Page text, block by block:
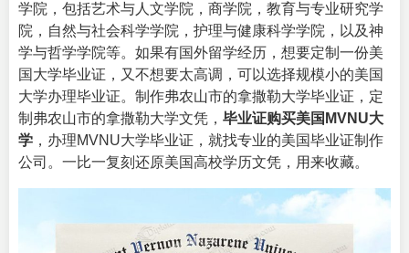
学院，包括艺术与人文学院，商学院，教育与专业研究学
院，自然与社会科学学院，护理与健康科学学院，以及神
学与哲学学院等。如果有国外留学经历，想要定制一份美
国大学毕业证，又不想要太高调，可以选择规模小的美国
大学办理毕业证。制作弗农山市的拿撒勒大学毕业证，定
制弗农山市的拿撒勒大学文凭， 毕业证购买美国MVNU大
学 ，办理MVNU大学毕业证，就找专业的美国毕业证制作
公司。一比一复刻还原美国高校学历文凭，用来收藏。